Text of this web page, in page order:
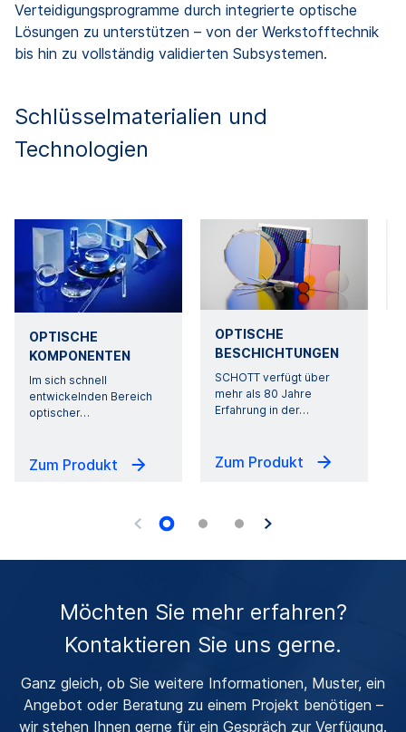
Verteidigungsprogramme durch integrierte optische
Lösungen zu unterstützen – von der Werkstofftechnik
bis hin zu vollständig validierten Subsystemen.
Schlüsselmaterialien und
Technologien
OPTISCHE
KOMPONENTEN
Im sich schnell
entwickelnden Bereich
optischer…
Zum Produkt
OPTISCHE
BESCHICHTUNGEN
SCHOTT verfügt über
mehr als 80 Jahre
Erfahrung in der…
Zum Produkt
Möchten Sie mehr erfahren?
Kontaktieren Sie uns gerne.
Ganz gleich, ob Sie weitere Informationen, Muster, ein
Angebot oder Beratung zu einem Projekt benötigen –
wir stehen Ihnen gerne für ein Gespräch zur Verfügung.